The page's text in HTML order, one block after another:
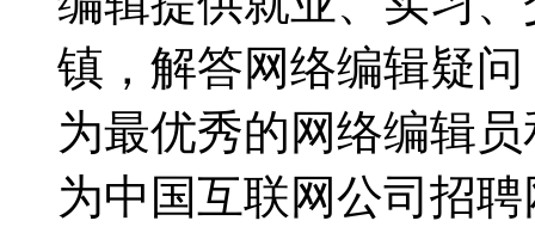
镇，解答网络编辑疑
为最优秀的网络编辑
为中国互联网公司招